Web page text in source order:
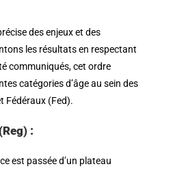
des enjeux et des
les résultats en respectant
communiqués, cet ordre
catégories d’âge au sein des
Fédéraux (Fed).
:
est passée d’un plateau